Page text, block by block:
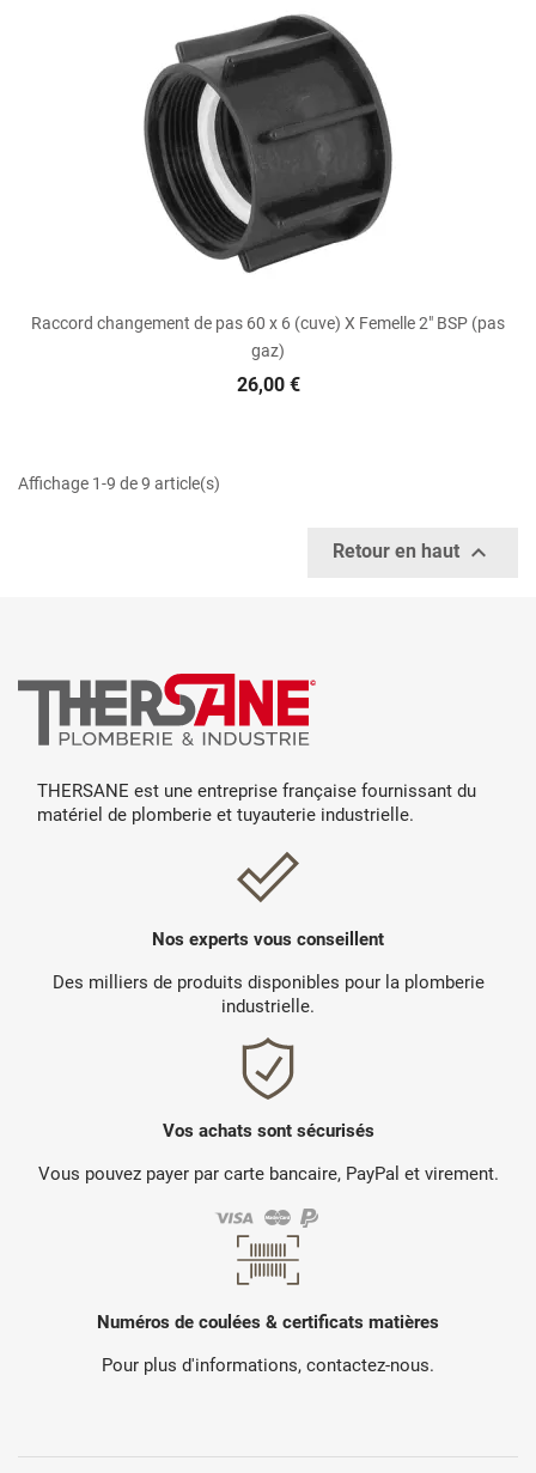
Raccord changement de pas 60 x 6 (cuve) X Femelle 2" BSP (pas
gaz)
26,00 €
Affichage 1-9 de 9 article(s)
Retour en haut 
THERSANE est une entreprise française fournissant du
matériel de plomberie et tuyauterie industrielle.
Nos experts vous conseillent
Des milliers de produits disponibles pour la plomberie
industrielle.
Vos achats sont sécurisés
Vous pouvez payer par carte bancaire, PayPal et virement.
Numéros de coulées & certificats matières
Pour plus d'informations, contactez-nous.